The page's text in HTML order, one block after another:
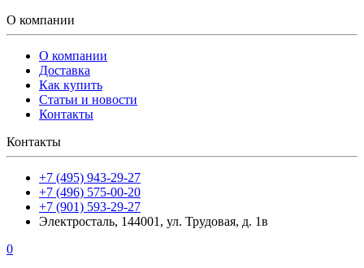
О компании
О компании
Доставка
Как купить
Статьи и новости
Контакты
Контакты
+7 (495) 943-29-27
+7 (496) 575-00-20
+7 (901) 593-29-27
Электросталь, 144001, ул. Трудовая, д. 1в
0